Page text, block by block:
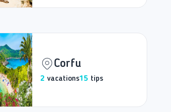
Corfu
2 vacations15 tips